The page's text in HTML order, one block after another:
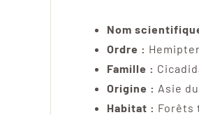
Nom
Ordre :
Famille :
Origine : Asie
Habitat : Forêts